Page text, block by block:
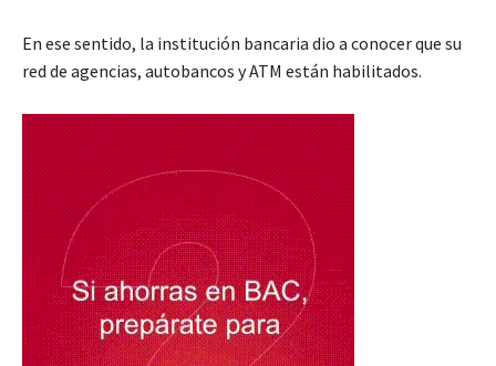
En ese sentido, la institución bancaria dio a conocer que su
red de agencias, autobancos y ATM están habilitados.